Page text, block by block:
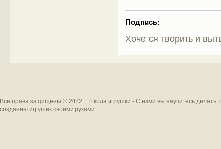
Подпись:
Хочется творить и
Все права защищены © 2022 :: Школа игрушки - С нами вы научитесь делать
созданию игрушек своими руками.